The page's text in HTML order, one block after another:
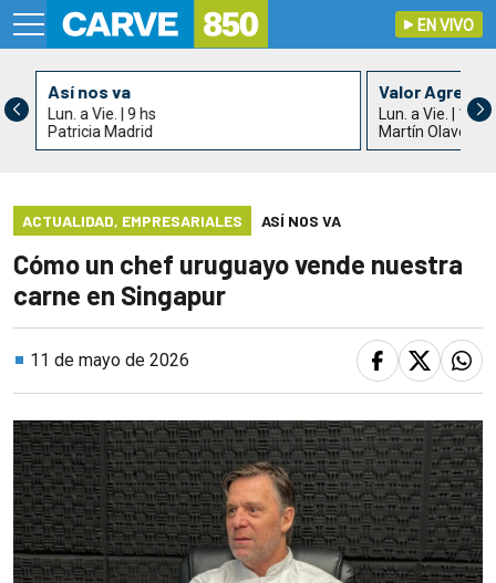
EN VIVO
Así nos va
Lun. a Vie. | 9 hs
Patricia Madrid
Valor
Lun. a Vie. | 11 hs
Martín Olaverry
ACTUALIDAD, EMPRESARIALES ASÍ NOS VA
Cómo un chef uruguayo vende nuestra
carne en Singapur
11 de mayo de 2026